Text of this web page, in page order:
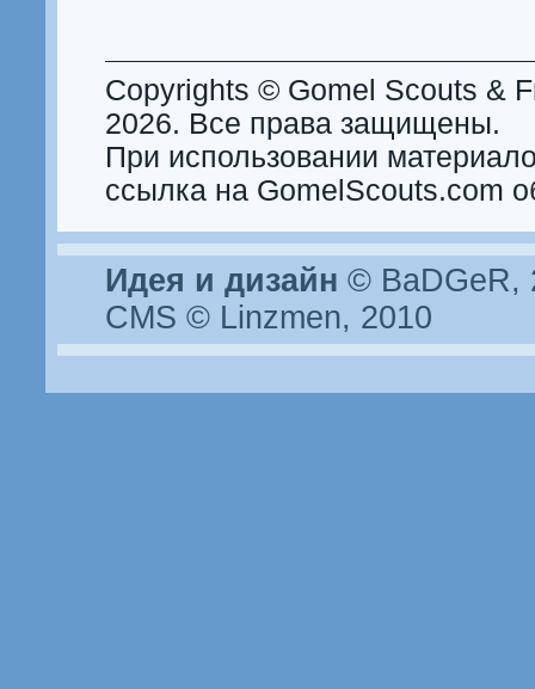
Copyrights © Gomel Scouts &
2026. Все права защищены.
При использовании
ссылка на GomelScouts.com
Идея и дизайн © BaDGeR,
CMS © Linzmen, 2010